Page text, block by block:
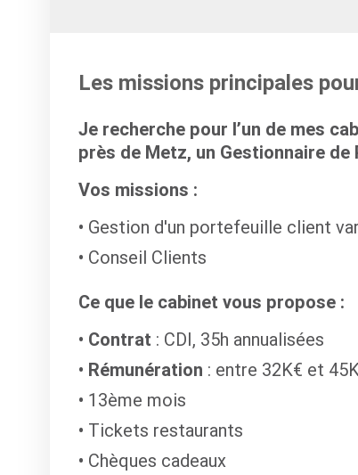
Les missions principales
Je recherche pour l’un de mes
près de Metz, un Gestionnaire de
Vos missions :
Gestion d'un portefeuille client
Conseil Clients
Ce que le cabinet vous propose :
Contrat : CDI, 35h annualisées
Rémunération : entre 32K€ et
13ème mois
Tickets restaurants
Chèques cadeaux